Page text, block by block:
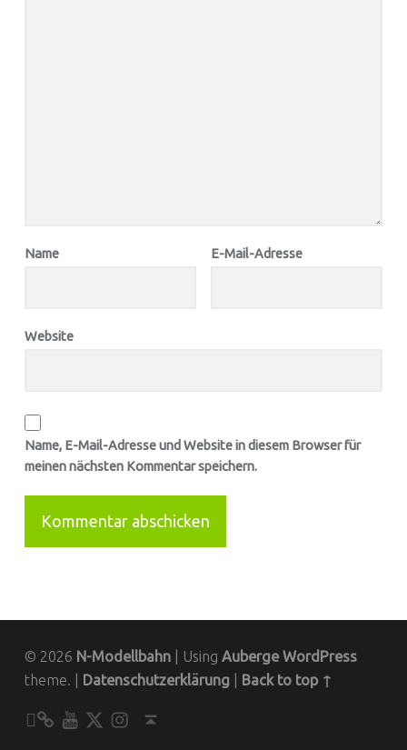
Name E-Mail-Adresse
Website
Name, E-Mail-Adresse und Website in diesem Browser für
meinen nächsten Kommentar speichern.
© 2026 N-Modellbahn Using Auberge WordPress
theme.
Datenschutzerklärung Back to top ↑
Kontakt zu N-Modellbahn.de
Unser YouTube-Kanalfolgt uns auf TwitterBesucht uns bei Instagram